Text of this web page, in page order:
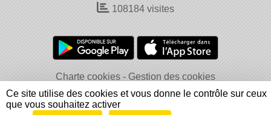
108184 visites
Charte cookies
Gestion des cookies
Informations légales
Signaler un contenu inapproprié
Ce site utilise des cookies et vous donne le contrôle sur ceux
que vous souhaitez activer